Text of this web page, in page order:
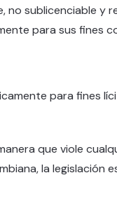
no sublicenciable y
para sus fines
para fines
que viole
la